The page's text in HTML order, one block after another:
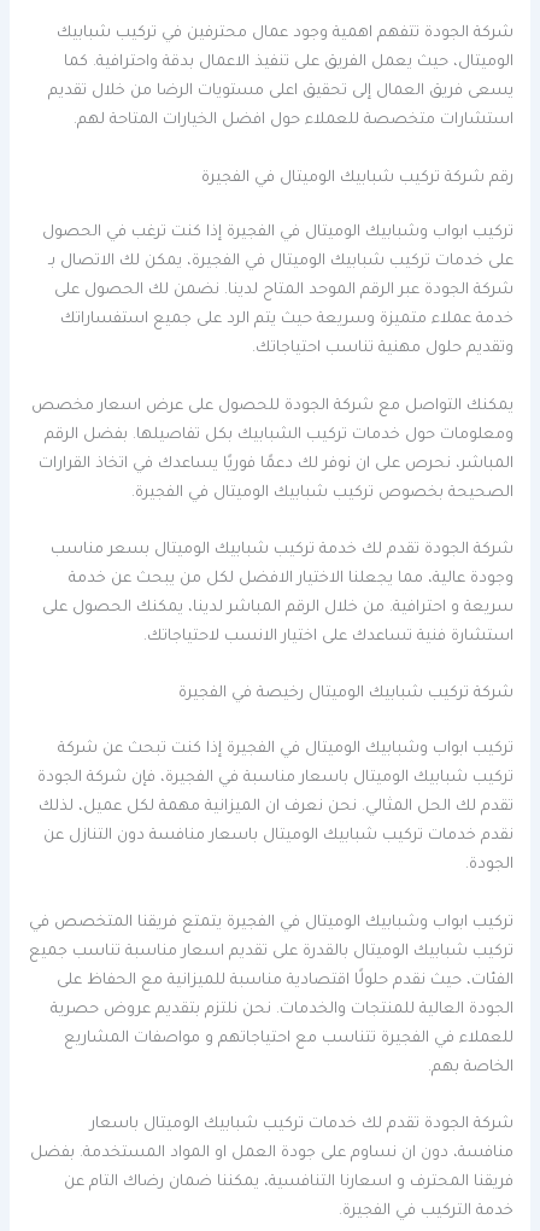
شركة الجودة تتفهم اهمية وجود عمال محترفين في تركيب شبابيك
الوميتال، حيث يعمل الفريق على تنفيذ الاعمال بدقة واحترافية. كما
يسعى فريق العمال إلى تحقيق اعلى مستويات الرضا من خلال تقديم
استشارات متخصصة للعملاء حول افضل الخيارات المتاحة لهم.
رقم شركة تركيب شبابيك الوميتال في الفجيرة
تركيب ابواب وشبابيك الوميتال في الفجيرة إذا كنت ترغب في الحصول
على خدمات تركيب شبابيك الوميتال في الفجيرة، يمكن لك الاتصال بـ
شركة الجودة عبر الرقم الموحد المتاح لدينا. نضمن لك الحصول على
خدمة عملاء متميزة وسريعة حيث يتم الرد على جميع استفساراتك
وتقديم حلول مهنية تناسب احتياجاتك.
يمكنك التواصل مع شركة الجودة للحصول على عرض اسعار مخصص
ومعلومات حول خدمات تركيب الشبابيك بكل تفاصيلها. بفضل الرقم
المباشر، نحرص على ان نوفر لك دعمًا فوريًا يساعدك في اتخاذ القرارات
الصحيحة بخصوص تركيب شبابيك الوميتال في الفجيرة.
شركة الجودة تقدم لك خدمة تركيب شبابيك الوميتال بسعر مناسب
وجودة عالية، مما يجعلنا الاختيار الافضل لكل من يبحث عن خدمة
سريعة و احترافية. من خلال الرقم المباشر لدينا، يمكنك الحصول على
استشارة فنية تساعدك على اختيار الانسب لاحتياجاتك.
شركة تركيب شبابيك الوميتال رخيصة في الفجيرة
تركيب ابواب وشبابيك الوميتال في الفجيرة إذا كنت تبحث عن شركة
تركيب شبابيك الوميتال باسعار مناسبة في الفجيرة، فإن شركة الجودة
تقدم لك الحل المثالي. نحن نعرف ان الميزانية مهمة لكل عميل، لذلك
نقدم خدمات تركيب شبابيك الوميتال باسعار منافسة دون التنازل عن
الجودة.
تركيب ابواب وشبابيك الوميتال في الفجيرة يتمتع فريقنا المتخصص في
تركيب شبابيك الوميتال بالقدرة على تقديم اسعار مناسبة تناسب جميع
الفئات، حيث نقدم حلولًا اقتصادية مناسبة للميزانية مع الحفاظ على
الجودة العالية للمنتجات والخدمات. نحن نلتزم بتقديم عروض حصرية
للعملاء في الفجيرة تتناسب مع احتياجاتهم و مواصفات المشاريع
الخاصة بهم.
شركة الجودة تقدم لك خدمات تركيب شبابيك الوميتال باسعار
منافسة، دون ان نساوم على جودة العمل او المواد المستخدمة. بفضل
فريقنا المحترف و اسعارنا التنافسية، يمكننا ضمان رضاك التام عن
خدمة التركيب في الفجيرة.